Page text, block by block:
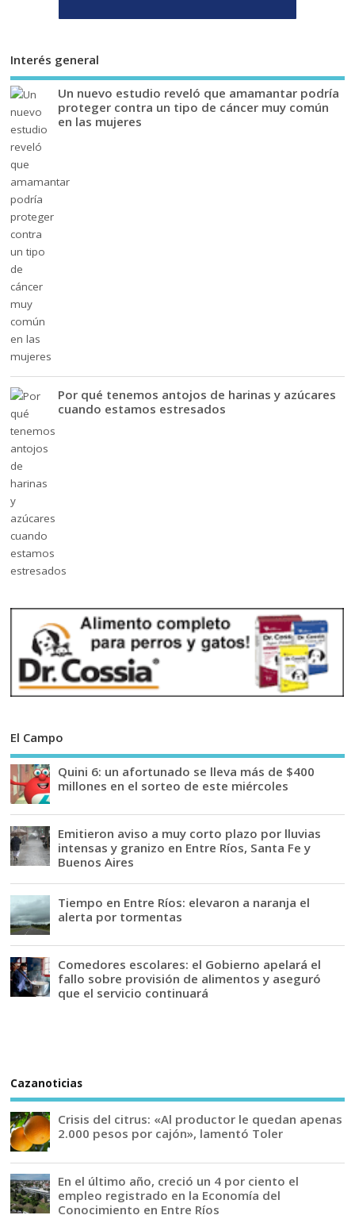
Interés general
Un nuevo estudio reveló que amamantar podría
proteger contra un tipo de cáncer muy común
en las mujeres
Por qué tenemos antojos de harinas y azúcares
cuando estamos estresados
El Campo
Quini 6: un afortunado se lleva más de $400
millones en el sorteo de este miércoles
Emitieron aviso a muy corto plazo por lluvias
intensas y granizo en Entre Ríos, Santa Fe y
Buenos Aires
Tiempo en Entre Ríos: elevaron a naranja el
alerta por tormentas
Comedores escolares: el Gobierno apelará el
fallo sobre provisión de alimentos y aseguró
que el servicio continuará
Cazanoticias
Crisis del citrus: «Al productor le quedan apenas
2.000 pesos por cajón», lamentó Toler
En el último año, creció un 4 por ciento el
empleo registrado en la Economía del
Conocimiento en Entre Ríos